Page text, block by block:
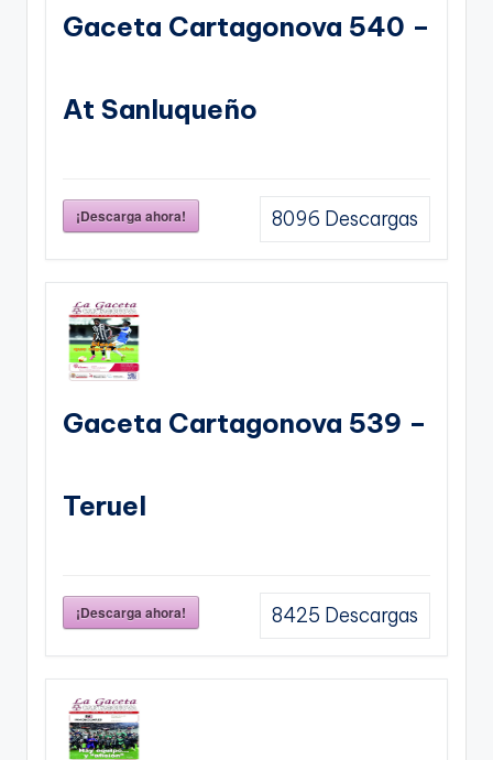
Gaceta Cartagonova 540 –
At Sanluqueño
¡Descarga ahora! 8096 Descargas
Gaceta Cartagonova 539 –
Teruel
¡Descarga ahora! 8425 Descargas